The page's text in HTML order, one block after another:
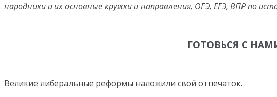
народники и их основные кружки и направления, ОГЭ, ЕГЭ, ВПР по
ГОТОВЬСЯ С
Великие либеральные реформы наложили свой отпечаток.